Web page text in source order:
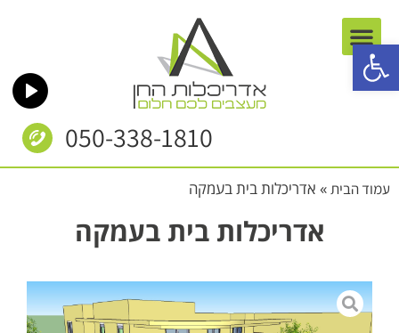
פתח סרגל נגישות
050-338-1810
עמוד הבית» אדריכלות בית בעמקה
אדריכלות בית בעמקה